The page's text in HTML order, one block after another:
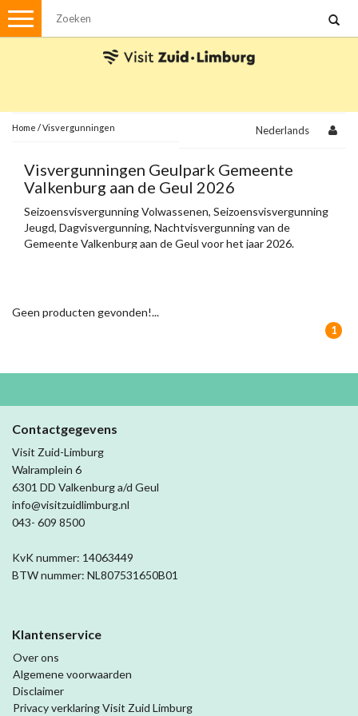
Menu
Met de auto
Visvergunningen
Plattegronden
Uit de streek
Streekpakketten
Home /Visvergunningen Nederlands
Visvergunningen Geulpark Gemeente
Valkenburg aan de Geul 2026
Seizoensvisvergunning Volwassenen, Seizoensvisvergunning
Jeugd, Dagvisvergunning, Nachtvisvergunning van de
Gemeente Valkenburg aan de Geul voor het jaar 2026.
Geen producten gevonden!...
1
Contactgegevens
Visit Zuid-Limburg
Walramplein 6
6301 DD Valkenburg a/d Geul
info@visitzuidlimburg.nl
043- 609 8500
KvK nummer: 14063449
BTW nummer: NL807531650B01
Klantenservice
Over ons
Algemene voorwaarden
Disclaimer
Privacy verklaring Visit Zuid Limburg